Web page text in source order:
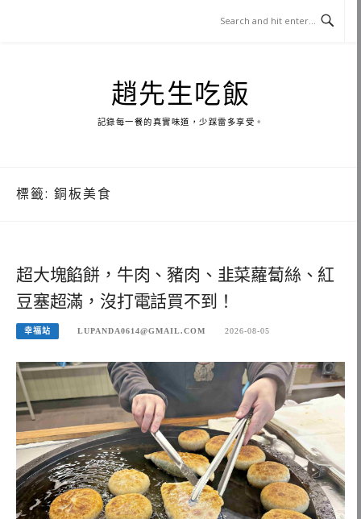
趙先生吃飯
記錄每一餐的真實味道，少踩雷多享受。
標籤: 銅板美食
超大塊餡餅，牛肉、豬肉、韭菜蘿蔔絲、紅
豆塞超滿，沒打電話買不到！
幸福站 LUPANDA0614@GMAIL.COM 2026-08-05